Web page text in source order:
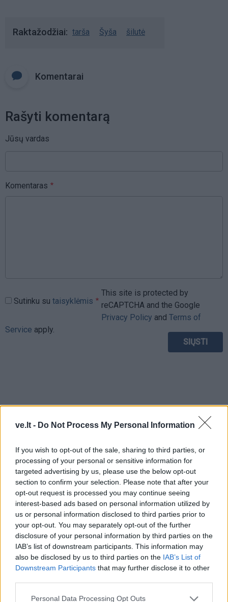
ve.lt - Do Not Process My Personal Information
If you wish to opt-out of the sale, sharing to third parties, or
processing of your personal or sensitive information for
targeted advertising by us, please use the below opt-out
section to confirm your selection. Please note that after your
opt-out request is processed you may continue seeing
interest-based ads based on personal information utilized by
us or personal information disclosed to third parties prior to
your opt-out. You may separately opt-out of the further
disclosure of your personal information by third parties on the
IAB’s list of downstream participants. This information may
also be disclosed by us to third parties on the IAB’s List of
Downstream Participants that may further disclose it to other
Personal Data Processing Opt Outs
Raktažodžiai tarša Šyša šilutė
Komentarai
Rašyti komentarą
Jūsų vardas
Komentaras
Sutinku su taisyklėmis
This site is protected by
reCAPTCHA and the Google
Privacy Policy and Terms of
Service apply.
TAIP PAT SKAITYKITE